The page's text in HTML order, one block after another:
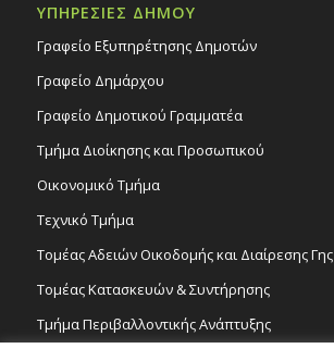
ΥΠΗΡΕΣΙΕΣ ΔΗΜΟΥ
Γραφείο Εξυπηρέτησης Δημοτών
Γραφείο Δημάρχου
Γραφείο Δημοτικού Γραμματέα
Τμήμα Διοίκησης και Προσωπικού
Οικονομικό Τμήμα
Τεχνικό Τμήμα
Τομέας Αδειών Οικοδομής και Διαίρεσης Γης
Τομέας Κατασκευών & Συντήρησης
Τμήμα Περιβαλλοντικής Ανάπτυξης